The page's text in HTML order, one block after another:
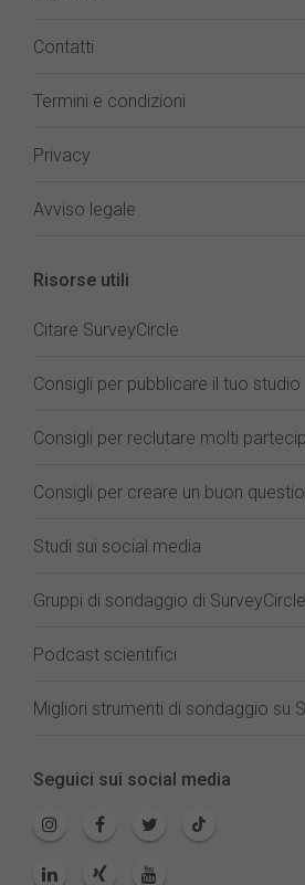
Contatti
Termini e condizioni
Privacy
Avviso legale
Risorse utili
Citare SurveyCircle
Consigli per pubblicare il tuo studio
Consigli per reclutare molti
Consigli per creare un buon
Studi sui social media
Gruppi di sondaggio di
Podcast scientifici
Migliori strumenti di sondaggio su
Seguici sui social media